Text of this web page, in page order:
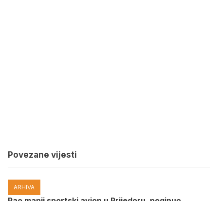
Povezane vijesti
ARHIVA